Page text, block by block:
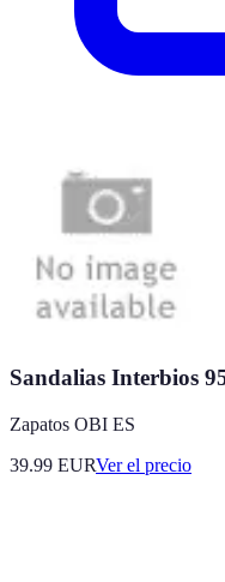
Sandalias Interbios
Zapatos OBI ES
39.99 EURVer el precio